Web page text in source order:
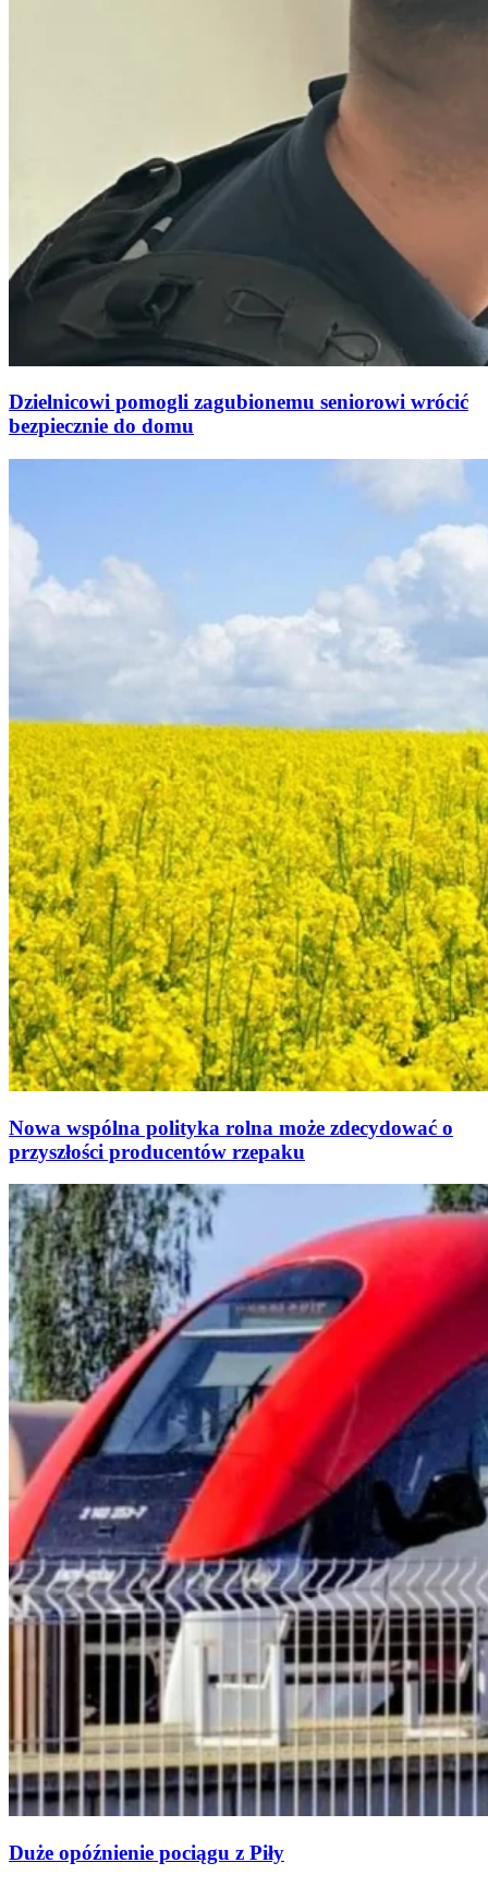
Dzielnicowi pomogli zagubionemu seniorowi wrócić
bezpiecznie do domu
Nowa wspólna polityka rolna może zdecydować o
przyszłości producentów rzepaku
Duże opóźnienie pociągu z Piły